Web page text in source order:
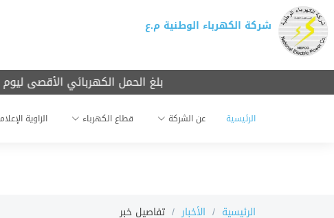
شركة الكهرباء الوطنية م.ع
بلغ الحمل الكهربائي الأقصى ليوم امس
الرئيسية عن الشركة قطاع الكهرباء الزاوية
تفاصيل خبر الأخبار الرئيسية